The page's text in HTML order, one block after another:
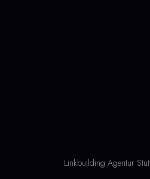
Linkbuilding Agentur